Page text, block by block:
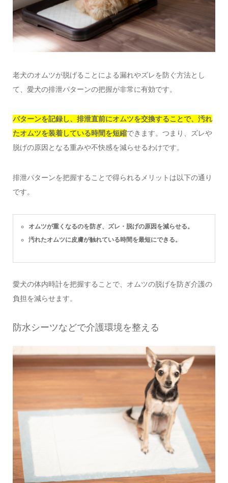
老犬のオムツが脱げることによる漏れやズレを防ぐ方法とし
て、愛犬の排泄パターンの把握が非常に有効です。
パターンを記録し、排泄直前にオムツを交換することで、汚れ
たオムツを装着している時間を短縮できます。つまり、ズレや
脱げの原因となる重みや不快感を減らせるわけです。
排泄パターンを把握することで得られるメリットは以下の通り
です。
オムツが重くなるのを防ぎ、ズレ・脱げの原因を減らせる。
汚れたオムツに皮膚が触れている時間を最短にできる。
愛犬の体内時計を把握することで、オムツの脱げを防ぎ介護の
負担を減らせます。
防水シーツなどで介護環境を整える